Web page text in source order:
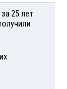
25 лет